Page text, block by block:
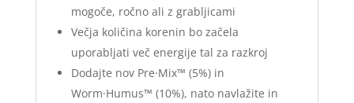
mogoče, ročno ali z grabljicami
Večja količina korenin bo začela
uporabljati več energije tal za razkroj
Dodajte nov Pre·Mix™ (5%) in
Worm·Humus™ (10%), nato navlažite in